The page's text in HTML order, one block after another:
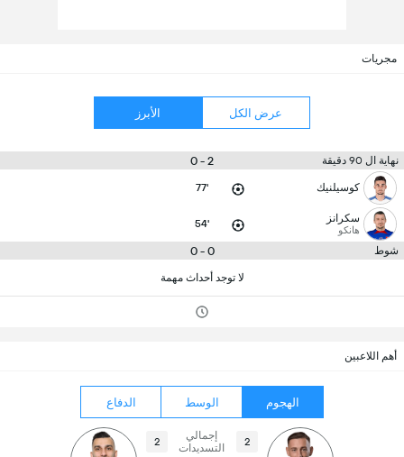
مجريات
عرض الكل الأبرز
نهاية ال 90 دقيقة 2 - 0
كوسيلنيك 77'
سكرانز
هانكو 54'
شوط 0 - 0
لا توجد أحداث مهمة
أهم اللاعبين
الهجوم الوسط الدفاع
2
إجمالي
التسديدات
2